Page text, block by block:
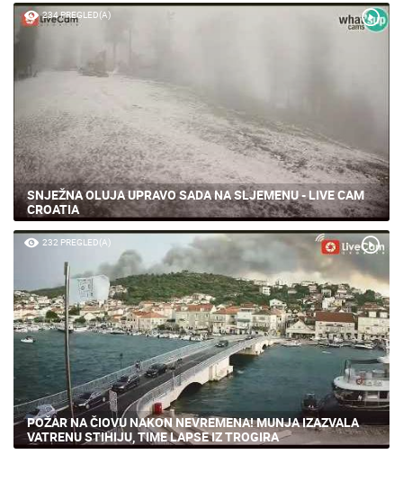
234 PREGLED(A)
SNJEŽNA OLUJA UPRAVO SADA NA SLJEMENU - LIVE CAM
CROATIA
232 PREGLED(A)
POŽAR NA ČIOVU NAKON NEVREMENA! MUNJA IZAZVALA
VATRENU STIHIJU, TIME LAPSE IZ TROGIRA